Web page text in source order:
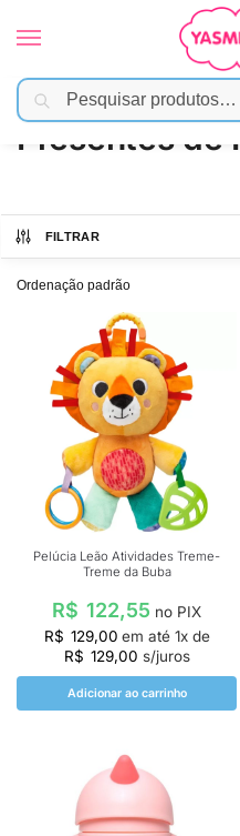
Início Brinquedos / Presentes de
Presentes de
FILTRAR
Pelúcia Leão Atividades Treme-
Treme da Buba
R$ 122,55 no PIX
R$ 129,00 em até 1x de
R$ 129,00 s/juros
Adicionar ao carrinho